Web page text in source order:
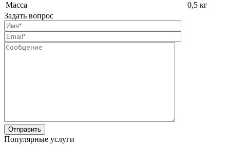
Масса
0,5 кг
Задать вопрос
Популярные услуги